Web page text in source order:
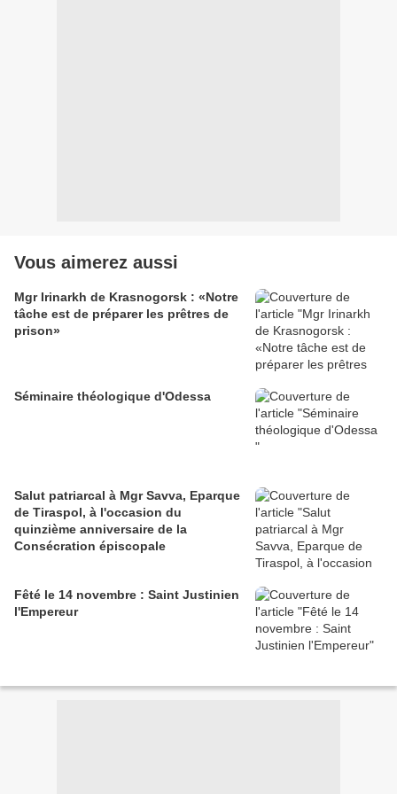
Vous aimerez aussi
Mgr Irinarkh de Krasnogorsk : «Notre
tâche est de préparer les prêtres de
prison»
Séminaire théologique d'Odessa
Salut patriarcal à Mgr Savva, Eparque
de Tiraspol, à l'occasion du
quinzième anniversaire de la
Consécration épiscopale
Fêté le 14 novembre : Saint Justinien
l'Empereur